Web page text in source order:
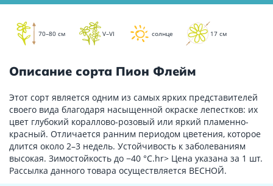
70–80 см V–VI солнце 17 см
Описание сорта Пион Флейм
Этот сорт является одним из самых ярких представителей
своего вида благодаря насыщенной окраске лепестков: их
цвет глубокий кораллово-розовый или яркий пламенно-
красный. Отличается ранним периодом цветения, которое
длится около 2–3 недель. Устойчивость к заболеваниям
высокая. Зимостойкость до −40 °C.hr> Цена указана за 1 шт.
Рассылка данного товара осуществляется ВЕСНОЙ.